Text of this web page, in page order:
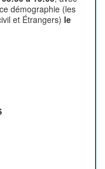
démographie (les
et Étrangers) le